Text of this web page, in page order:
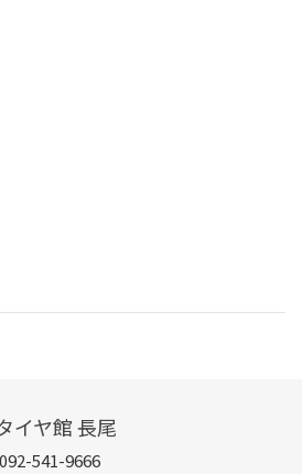
イヤ館 長尾
092-541-9666